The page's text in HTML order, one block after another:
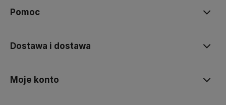
Pomoc
Dostawa i dostawa
Moje konto